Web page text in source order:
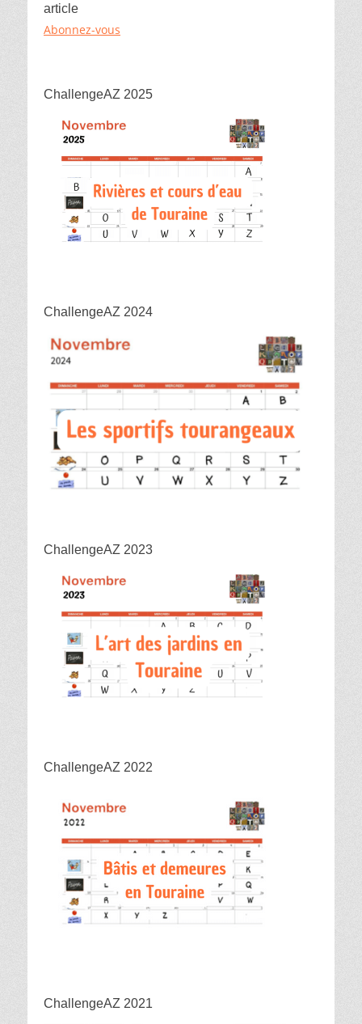
article
Abonnez-vous
ChallengeAZ 2025
ChallengeAZ 2024
ChallengeAZ 2023
ChallengeAZ 2022
ChallengeAZ 2021